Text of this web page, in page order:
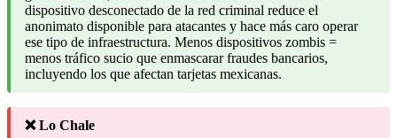
dispositivo desconectado de la red criminal reduce el
anonimato disponible para atacantes y hace más caro operar
ese tipo de infraestructura. Menos dispositivos zombis =
menos tráfico sucio que enmascarar fraudes bancarios,
incluyendo los que afectan tarjetas mexicanas.
❌ Lo Chale